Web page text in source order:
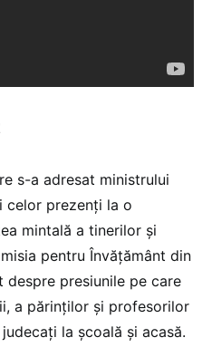
s-a adresat ministrului
celor prezenți la o
mintală a tinerilor și
pentru Învățământ din
despre presiunile pe care
a părinților și profesorilor
la școală și acasă.